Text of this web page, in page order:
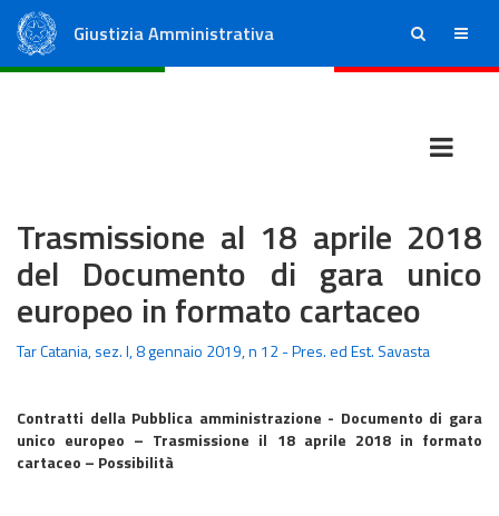
Giustizia Amministrativa ricerca menu
Trasmissione al 18 aprile 2018
del Documento di gara unico
europeo in formato cartaceo
Tar Catania, sez. I, 8 gennaio 2019, n 12 - Pres. ed Est. Savasta
Contratti della Pubblica amministrazione - Documento di gara
unico europeo – Trasmissione il 18 aprile 2018 in formato
cartaceo – Possibilità